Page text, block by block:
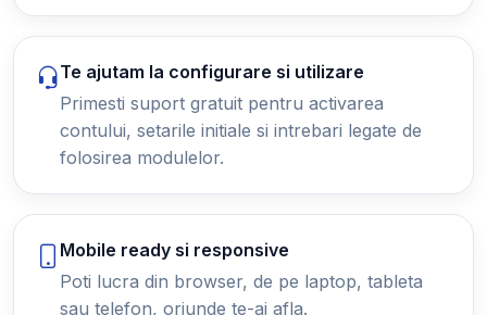
Te ajutam la configurare si utilizare
Primesti suport gratuit pentru activarea
contului, setarile initiale si intrebari legate de
folosirea modulelor.
Mobile ready si responsive
Poti lucra din browser, de pe laptop, tableta
sau telefon, oriunde te-ai afla.